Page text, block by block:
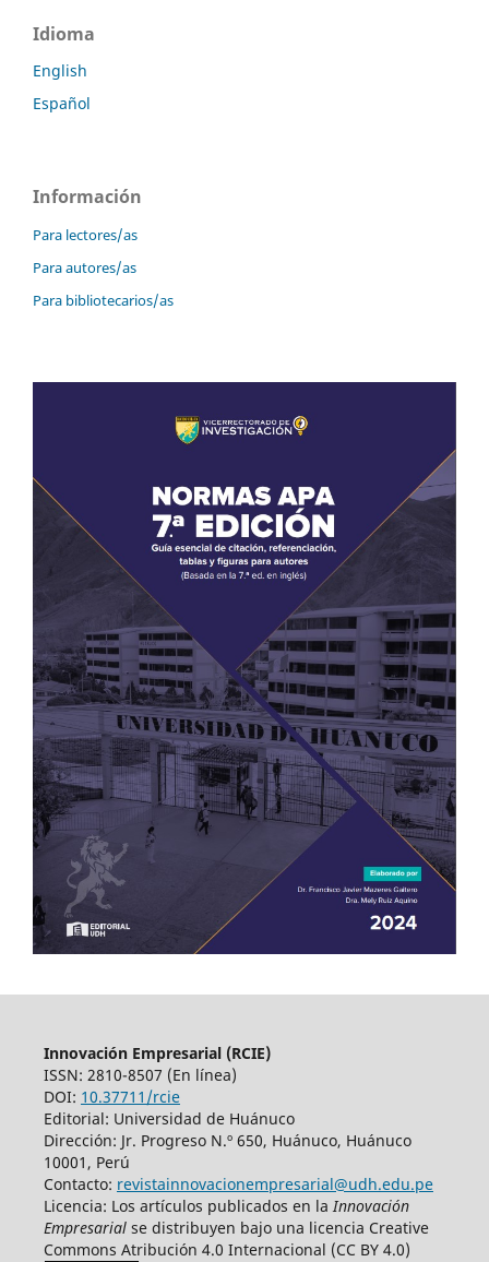
Idioma
English
Español
Información
Para lectores/as
Para autores/as
Para bibliotecarios/as
Innovación Empresarial (RCIE)
ISSN: 2810-8507 (En línea)
DOI: 10.37711/rcie
Editorial: Universidad de Huánuco
Dirección: Jr. Progreso N.º 650, Huánuco, Huánuco
10001, Perú
Contacto: revistainnovacionempresarial@udh.edu.pe
Licencia: Los artículos publicados en la Innovación
Empresarialse distribuyen bajo una licencia Creative
Commons Atribución 4.0 Internacional (CC BY 4.0)